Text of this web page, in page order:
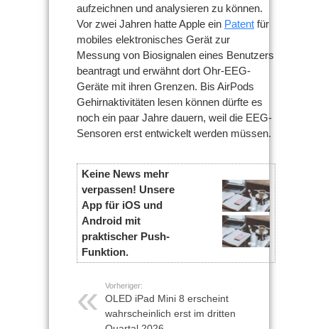
aufzeichnen und analysieren zu können.
Vor zwei Jahren hatte Apple ein Patent für
mobiles elektronisches Gerät zur
Messung von Biosignalen eines Benutzers
beantragt und erwähnt dort Ohr-EEG-
Geräte mit ihren Grenzen. Bis AirPods
Gehirnaktivitäten lesen können dürfte es
noch ein paar Jahre dauern, weil die EEG-
Sensoren erst entwickelt werden müssen.
Keine News mehr
verpassen! Unsere
App für iOS und
Android mit
praktischer Push-
Funktion.
Vorheriger:
OLED iPad Mini 8 erscheint
wahrscheinlich erst im dritten